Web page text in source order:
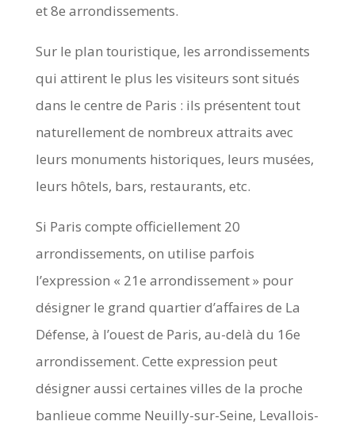
et 8e arrondissements.
Sur le plan touristique, les arrondissements
qui attirent le plus les visiteurs sont situés
dans le centre de Paris : ils présentent tout
naturellement de nombreux attraits avec
leurs monuments historiques, leurs musées,
leurs hôtels, bars, restaurants, etc.
Si Paris compte officiellement 20
arrondissements, on utilise parfois
l’expression « 21e arrondissement » pour
désigner le grand quartier d’affaires de La
Défense, à l’ouest de Paris, au-delà du 16e
arrondissement. Cette expression peut
désigner aussi certaines villes de la proche
banlieue comme Neuilly-sur-Seine, Levallois-